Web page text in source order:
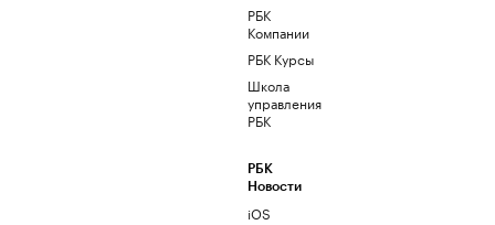
РБК
Компании
РБК Курсы
Школа
управления
РБК
РБК
Новости
iOS